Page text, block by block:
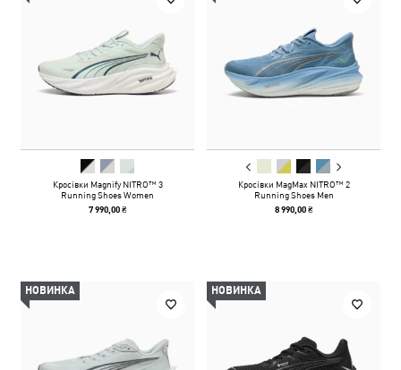
Кросівки Magnify NITRO™ 3
Running Shoes Women
7 990,00 ₴
Кросівки MagMax NITRO™ 2
Running Shoes Men
8 990,00 ₴
НОВИНКА НОВИНКА